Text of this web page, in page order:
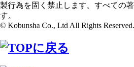
製行為を固く禁止します。すべての
す。
© Kobunsha Co., Ltd All Rights Reserved.